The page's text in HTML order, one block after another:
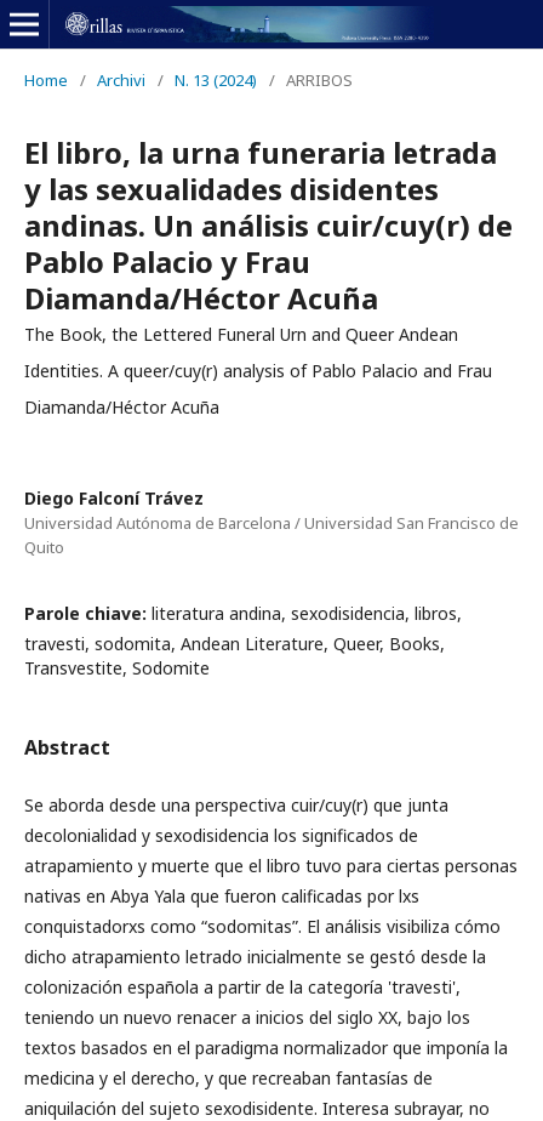
Home / Archivi / N. 13 (2024) / ARRIBOS
El libro, la urna funeraria letrada
y las sexualidades disidentes
andinas. Un análisis cuir/cuy(r) de
Pablo Palacio y Frau
Diamanda/Héctor Acuña
The Book, the Lettered Funeral Urn and Queer Andean
Identities. A queer/cuy(r) analysis of Pablo Palacio and Frau
Diamanda/Héctor Acuña
Diego Falconí Trávez
Universidad Autónoma de Barcelona / Universidad San Francisco de
Quito
Parole chiave: literatura andina, sexodisidencia, libros,
travesti, sodomita, Andean Literature, Queer, Books,
Transvestite, Sodomite
Abstract
Se aborda desde una perspectiva cuir/cuy(r) que junta
decolonialidad y sexodisidencia los significados de
atrapamiento y muerte que el libro tuvo para ciertas personas
nativas en Abya Yala que fueron calificadas por lxs
conquistadorxs como “sodomitas”. El análisis visibiliza cómo
dicho atrapamiento letrado inicialmente se gestó desde la
colonización española a partir de la categoría 'travesti',
teniendo un nuevo renacer a inicios del siglo XX, bajo los
textos basados en el paradigma normalizador que imponía la
medicina y el derecho, y que recreaban fantasías de
aniquilación del sujeto sexodisidente. Interesa subrayar, no